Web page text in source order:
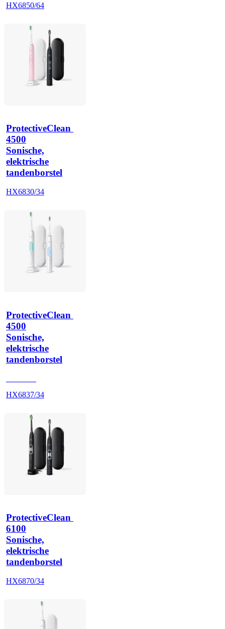
HX6850/64
ProtectiveClean
4500
Sonische,
elektrische
tandenborstel
HX6830/34
ProtectiveClean
4500
Sonische,
elektrische
tandenborstel
HX6837/34
ProtectiveClean
6100
Sonische,
elektrische
tandenborstel
HX6870/34